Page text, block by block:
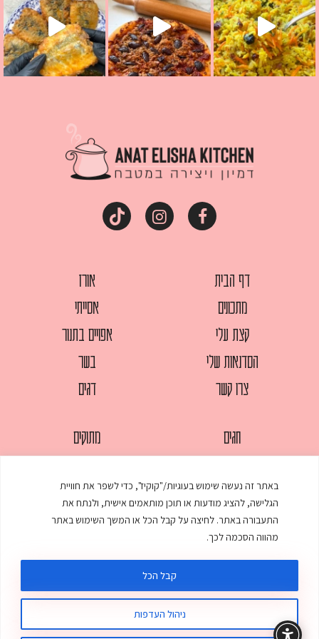
באתר זה נעשה שימוש בעוגיות/"קוקיז", כדי לשפר את חוויית
הגלישה, להציג מודעות או תוכן מותאמים אישית, ולנתח את
התעבורה באתר. לחיצה על קבל הכל או המשך השימוש באתר
מהווה הסכמה לכך.
ניהול העדפות
קבל הכל
דף הבית
מתכונים
קצת עלי
הסדנאות שלי
צרו קשר
אורז
אסייתי
אפויים בתנור
בשר
דגים
חגים
מאפים
ממולאים
מרקים
מתוקים
עוגות
עוף
© כל הזכויות שמורות לענת אלישע | עיצוב ובניית אתר